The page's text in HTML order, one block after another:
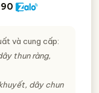
và cung cấp:
thun ràng,
dây chun